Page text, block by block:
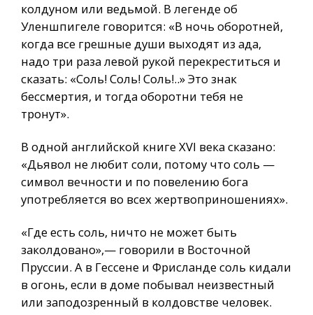
колдуном или ведьмой. В легенде об
Уленшпигеле говорится: «В ночь оборотней,
когда все грешные души выходят из ада,
надо три раза левой рукой перекреститься и
сказать: «Соль! Соль! Соль!..» Это знак
бессмертия, и тогда оборотни тебя не
тронут».
В одной английской книге XVI века сказано:
«Дьявол не любит соли, потому что соль —
символ вечности и по повелению бога
употребляется во всех жертвоприношениях».
«Где есть соль, ничто не может быть
заколдовано»,— говорили в Восточной
Пруссии. А в Гессене и Фрисланде соль кидали
в огонь, если в доме побывал неизвестный
или заподозренный в колдовстве человек.